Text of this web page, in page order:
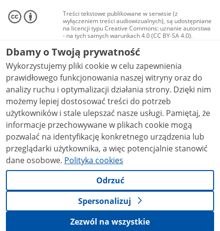
Treści tekstowe publikowane w serwisie (z
wyłączeniem treści audiowizualnych), są udostępniane
na licencji typu Creative Commons: uznanie autorstwa
- na tych samych warunkach 4.0 (CC BY-SA 4.0).
Materiały audiowizualne, w tym zdjęcia, materiały
audio i wideo, są udostępniane na licencji typu
Creative Commons: uznanie autorstwa użycie
niekomercyjne - bez utworów zależnych 4.0 (CC BY-
NC-ND 4.0), o ile nie jest to stwierdzone inaczej.
Dbamy o Twoją prywatność
Wykorzystujemy pliki cookie w celu zapewnienia
prawidłowego funkcjonowania naszej witryny oraz do
analizy ruchu i optymalizacji działania strony. Dzięki nim
możemy lepiej dostosować treści do potrzeb
użytkowników i stale ulepszać nasze usługi. Pamiętaj, że
informacje przechowywane w plikach cookie mogą
pozwalać na identyfikację konkretnego urządzenia lub
przeglądarki użytkownika, a więc potencjalnie stanowić
dane osobowe. Polityka cookies
Odrzuć
Spersonalizuj
Zezwól na wszystkie